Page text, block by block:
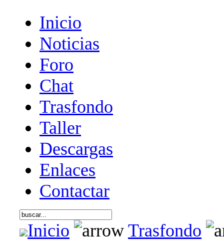
Inicio
Noticias
Foro
Chat
Trasfondo
Taller
Descargas
Enlaces
Contactar
Inicio
Trasfondo